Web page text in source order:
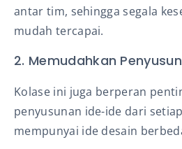
antar tim, sehingga segala
mudah tercapai.
2. Memudahkan
Kolase ini juga berperan
penyusunan ide-ide dari
mempunyai ide desain